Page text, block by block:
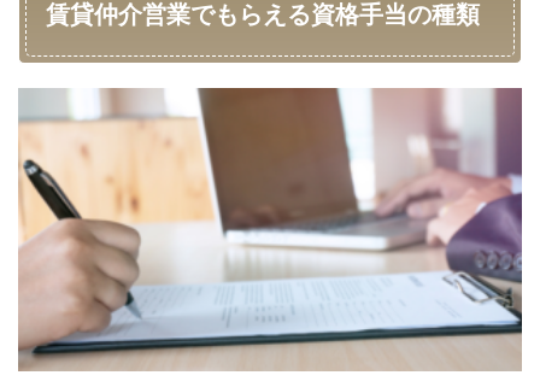
賃貸仲介営業でもらえる資格手当の種類